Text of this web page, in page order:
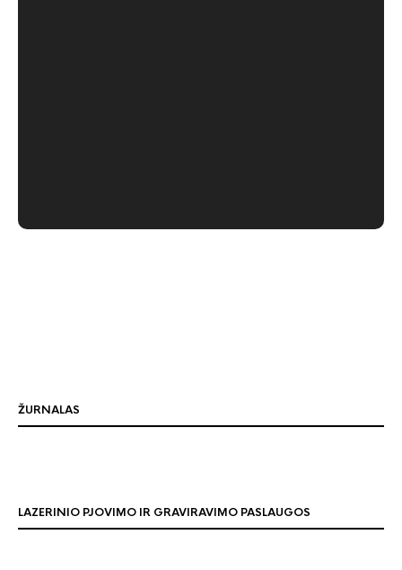
ŽURNALAS
LAZERINIO PJOVIMO IR GRAVIRAVIMO PASLAUGOS